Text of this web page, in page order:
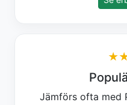
Jämförs ofta med